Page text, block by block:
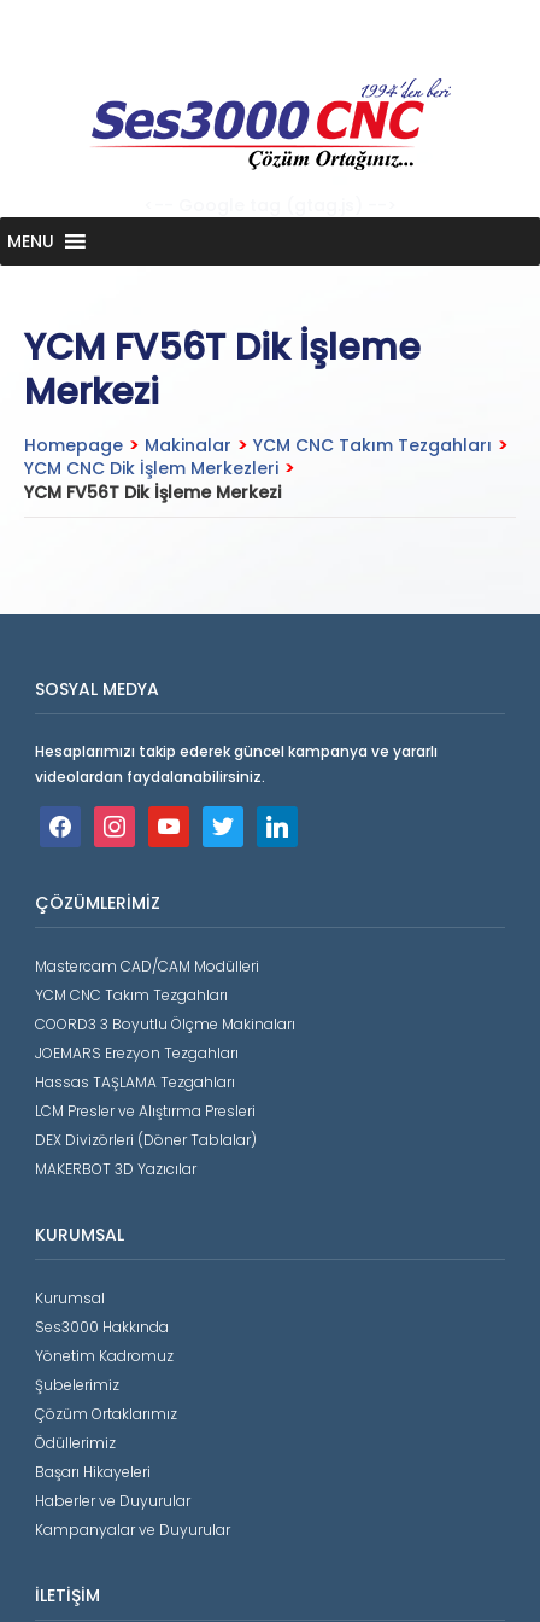
content
MENU
YCM FV56T Dik İşleme
Merkezi
Homepage > Makinalar > YCM CNC Takım Tezgahları >
YCM CNC Dik İşlem Merkezleri >
YCM FV56T Dik İşleme Merkezi
SOSYAL MEDYA
Hesaplarımızı takip ederek güncel kampanya ve yararlı
videolardan faydalanabilirsiniz.
facebookinstagramyoutube twitter linkedin
ÇÖZÜMLERIMIZ
Mastercam CAD/CAM Modülleri
YCM CNC Takım Tezgahları
COORD3 3 Boyutlu Ölçme Makinaları
JOEMARS Erezyon Tezgahları
Hassas TAŞLAMA Tezgahları
LCM Presler ve Alıştırma Presleri
DEX Divizörleri (Döner Tablalar)
MAKERBOT 3D Yazıcılar
KURUMSAL
Kurumsal
Ses3000 Hakkında
Yönetim Kadromuz
Şubelerimiz
Çözüm Ortaklarımız
Ödüllerimiz
Başarı Hikayeleri
Haberler ve Duyurular
Kampanyalar ve Duyurular
İLETIŞIM